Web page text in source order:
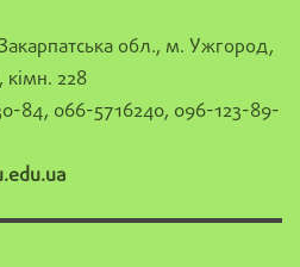
обл., м. Ужгород,
кімн. 228
84, 066-5716240, 096-123-89-